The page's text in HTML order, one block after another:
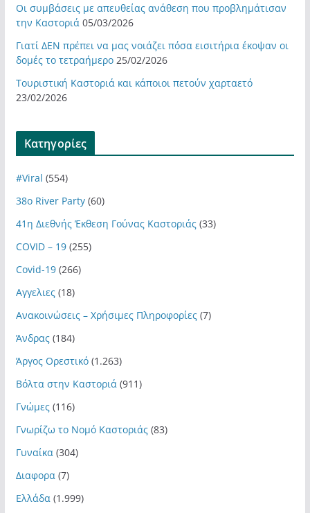
Οι συμβάσεις με απευθείας ανάθεση που προβλημάτισαν
την Καστοριά 05/03/2026
Γιατί ΔΕΝ πρέπει να μας νοιάζει πόσα εισιτήρια έκοψαν οι
δομές το τετραήμερο 25/02/2026
Τουριστική Καστοριά και κάποιοι πετούν χαρταετό
23/02/2026
Kατηγορίες
#Viral (554)
38ο River Party(60)
41η Διεθνής Έκθεση Γούνας Καστοριάς(33)
COVID – 19(255)
Covid-19(266)
Αγγελιες(18)
Ανακοινώσεις – Χρήσιμες Πληροφορίες(7)
Άνδρας(184)
Άργος Ορεστικό(1.263)
Βόλτα στην Καστοριά (911)
Γνώμες(116)
Γνωρίζω το Νομό Καστοριάς(83)
Γυναίκα (304)
Διαφορα (7)
Ελλάδα (1.999)